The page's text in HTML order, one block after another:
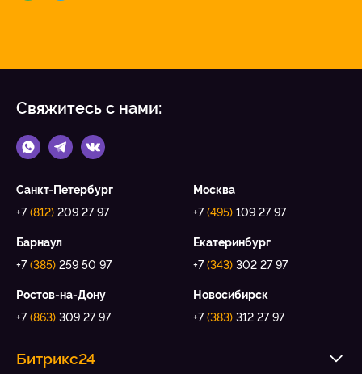
Свяжитесь с нами:
Санкт-Петербург
+7(812) 209 27 97
Москва
+7(495) 109 27 97
Барнаул
+7(385) 259 50 97
Екатеринбург
+7(343) 302 27 97
Ростов-на-Дону
+7(863) 309 27 97
Новосибирск
+7(383) 312 27 97
Битрикс24